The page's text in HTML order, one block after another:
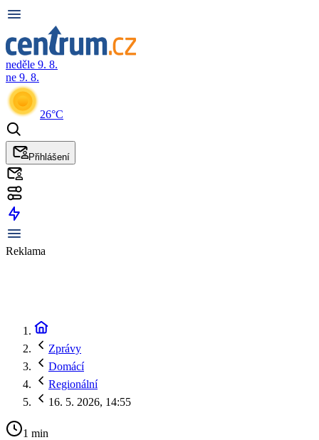
neděle 9. 8.
ne 9. 8.
26°C
Přihlášení
Reklama
Zprávy
Domácí
Regionální
16. 5. 2026, 14:55
1 min